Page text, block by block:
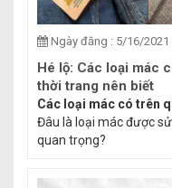
Ngày đăng : 5/16/2021
Hé lộ: Các loại mác
thời trang nên biết
Các loại mác có trên
Đâu là loại mác được
quan trọng?